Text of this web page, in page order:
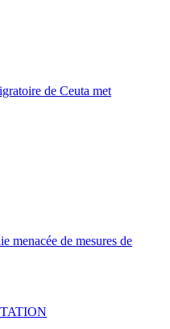
de Ceuta met
menacée de mesures de